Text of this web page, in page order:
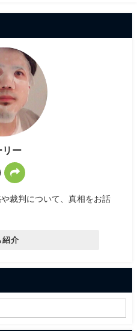
リー
裁判について、真相をお話
紹介